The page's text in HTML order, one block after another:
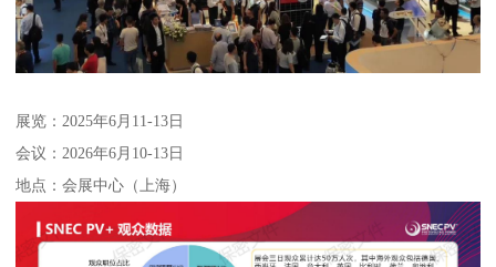
展览：2025年6月11-13日
会议：2026年6月10-13日
地点：会展中心（上海）